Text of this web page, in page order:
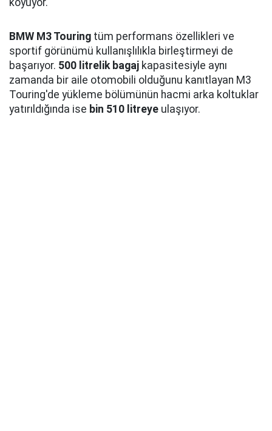
koyuyor.
BMW M3 Touring tüm performans özellikleri ve
sportif görünümü kullanışlılıkla birleştirmeyi de
başarıyor. 500 litrelik bagaj kapasitesiyle aynı
zamanda bir aile otomobili olduğunu kanıtlayan M3
Touring'de yükleme bölümünün hacmi arka koltuklar
yatırıldığında ise bin 510 litreye ulaşıyor.